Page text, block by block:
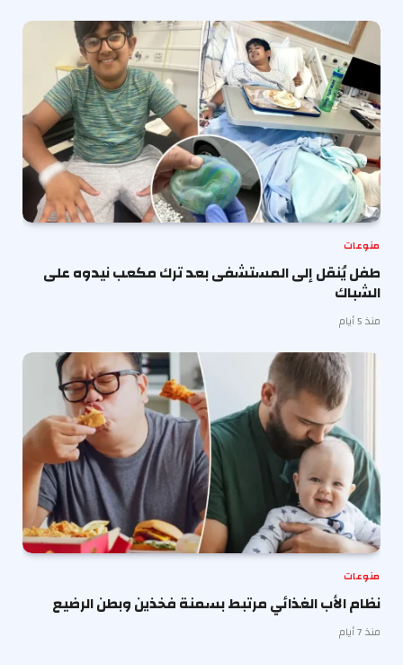
منوعات
طفل يُنقل إلى المستشفى بعد ترك مكعب نيدوه على
الشباك
منذ 5 أيام
منوعات
نظام الأب الغذائي مرتبط بسمنة فخذين وبطن الرضيع
منذ 7 أيام